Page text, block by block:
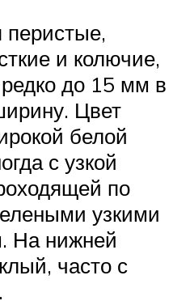
перистые,
и колючие,
до 15 мм в
Цвет
белой
с узкой
по
узкими
На нижней
часто с